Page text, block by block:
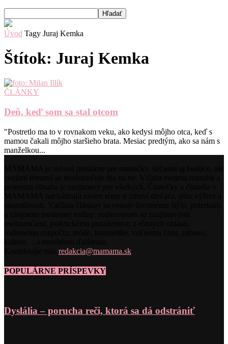
Úvod Tagy Juraj Kemka
Štítok: Juraj Kemka
ČLÁNKY
Deň, keď som sa stal otcom
"Postretlo ma to v rovnakom veku, ako kedysi môjho otca, keď s
mamou čakali môjho staršieho brata. Mesiac predtým, ako sa nám s
manželkou...
redakcia@mamama.sk
POPULÁRNE PRÍSPEVKY
Dyslália – porucha reči, ktorá sa dá odstrániť